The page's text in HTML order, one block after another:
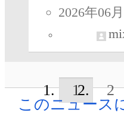
2026年06
1 2
このニュース